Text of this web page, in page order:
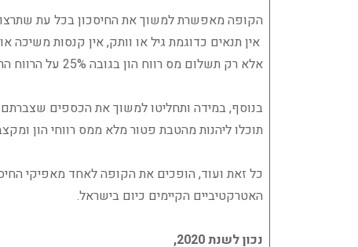
הקופה מאפשרת למשוך את החיסכון בכל עת
אין תנאים כדוגמת גיל או וותק, אין קנסות משיכה
אלא רק תשלום מס רווח הון בגובה 25% על הרווח הריאלי שנצבר בקופה.
בנוסף, במידה ותחליטו למשוך את הכספים
תוכלו ליהנות מהטבת פטור מלא ממס רווחי הון
כל זאת ועוד, הופכים את הקופה לאחד מאפיקי
האטרקטיביים הקיימים כיום בישראל.
נכון לשנת 2020,